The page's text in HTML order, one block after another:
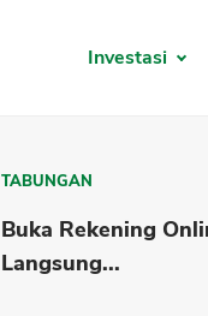
Investasi
TABUNGAN
Buka Rekening
Langsung...